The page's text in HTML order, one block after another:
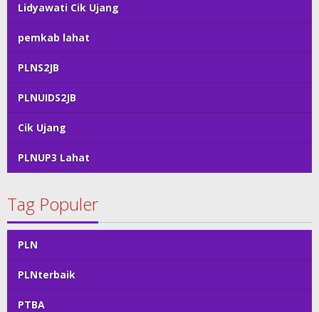
Lidyawati Cik Ujang
pemkab lahat
PLNS2JB
PLNUIDS2JB
Cik Ujang
PLNUP3 Lahat
Tag Populer
PLN
PLNterbaik
PTBA